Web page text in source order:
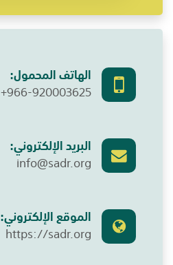
الهاتف المحمول:
+966-920003625
البريد الإلكتروني:
info@sadr.org
الموقع الإلكتروني:
https://sadr.org